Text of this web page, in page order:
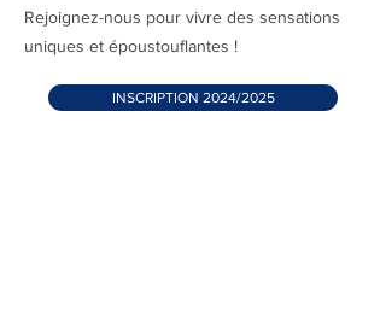
Rejoignez-nous pour vivre des sensations
uniques et époustouflantes !
INSCRIPTION 2024/2025